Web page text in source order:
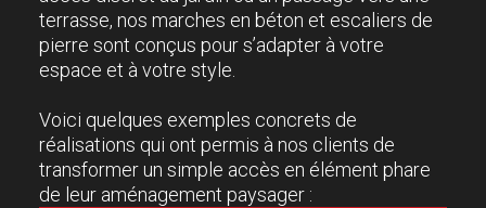
terrasse, nos marches en béton et escaliers de
pierre sont conçus pour s’adapter à votre
espace et à votre style.
Voici quelques exemples concrets de
réalisations qui ont permis à nos clients de
transformer un simple accès en élément phare
de leur aménagement paysager :